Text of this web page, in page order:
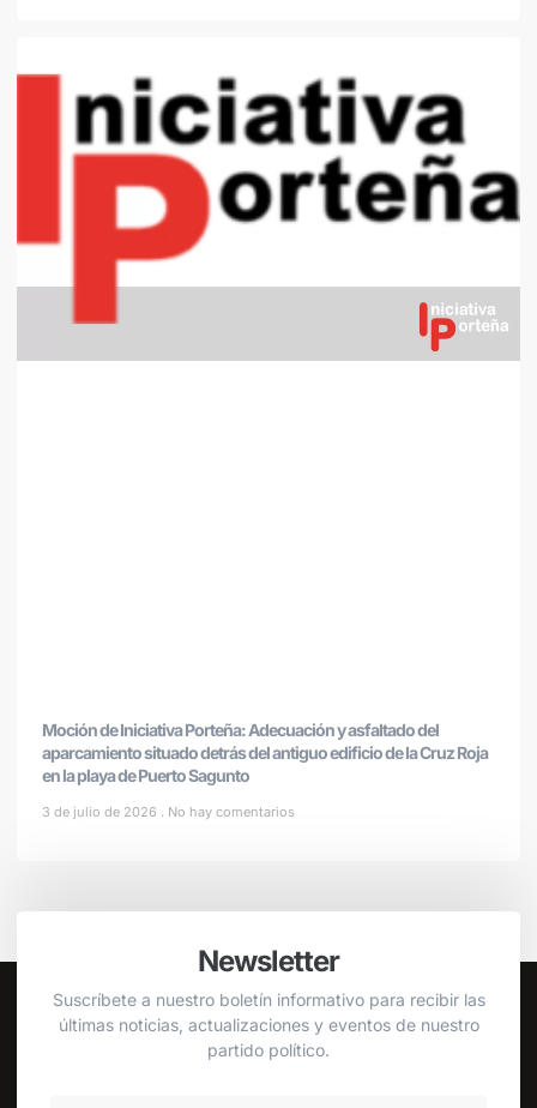
Moción de Iniciativa Porteña: Adecuación y asfaltado del
aparcamiento situado detrás del antiguo edificio de la Cruz Roja
en la playa de Puerto Sagunto
3 de julio de 2026 No hay comentarios
Newsletter
Suscríbete a nuestro boletín informativo para recibir las
últimas noticias, actualizaciones y eventos de nuestro
partido político.